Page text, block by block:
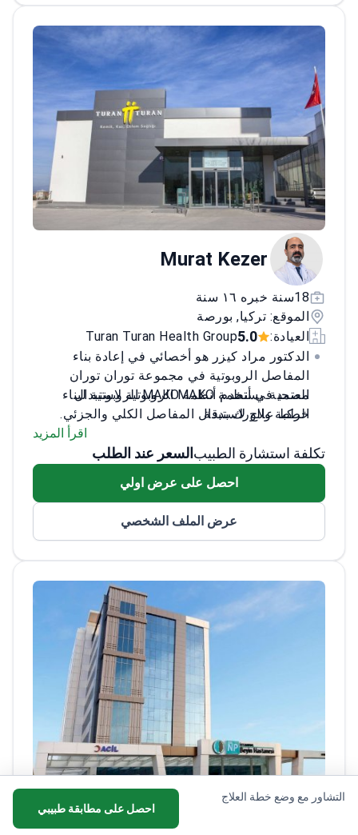
التشاور مع وضع خطة العلاج
احصل على مطابقة طبيبي
العالية
Murat Kezer
18سنة خبره ١٦ سنة
الموقع: تركيا, بورصة
العيادة:
5.0
Turan Turan Health Group
الدكتور مراد كيزر هو أخصائي في إعادة بناء
المفاصل الروبوتية في مجموعة توران توران
الصحية. يستخدم أنظمة MAKO الروبوتية لبناء
خطط علاج لاستبدال المفاصل الكلي والجزئي.
معتمد في أنظمة MAKO الروبوتية لاستبدال
الركبة والورك بدقة
الجذعية و PRP للحفاظ على المفاصل
والركبة الفاشلة
اقرأ المزيد
تكلفة استشارة الطبيب السعر عند الطلب
احصل على عرض اولي
عرض الملف الشخصي
Husnu Erkmen